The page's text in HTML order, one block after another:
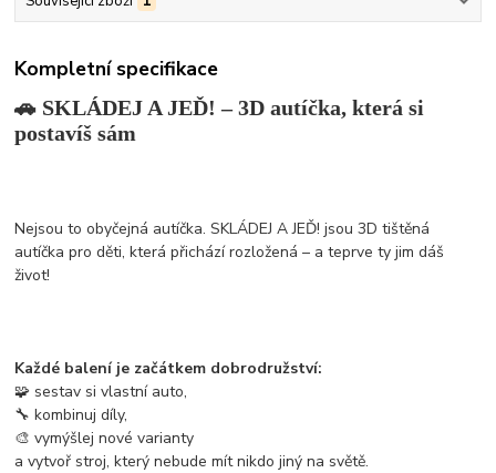
Kompletní specifikace
🚗 SKLÁDEJ A JEĎ! – 3D autíčka, která si
postavíš sám
Nejsou to obyčejná autíčka. SKLÁDEJ A JEĎ! jsou 3D tištěná
autíčka pro děti, která přichází rozložená – a teprve ty jim dáš
život!
Každé balení je začátkem dobrodružství:
🧩 sestav si vlastní auto,
🔧 kombinuj díly,
🎨 vymýšlej nové varianty
a vytvoř stroj, který nebude mít nikdo jiný na světě.